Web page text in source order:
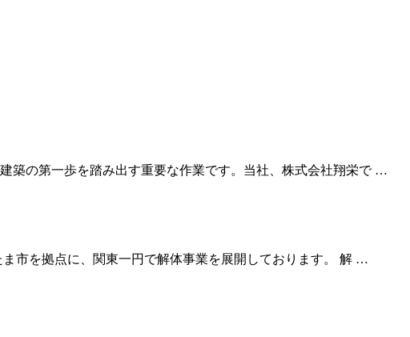
築の第一歩を踏み出す重要な作業です。当社、株式会社翔栄で …
市を拠点に、関東一円で解体事業を展開しております。 解 …